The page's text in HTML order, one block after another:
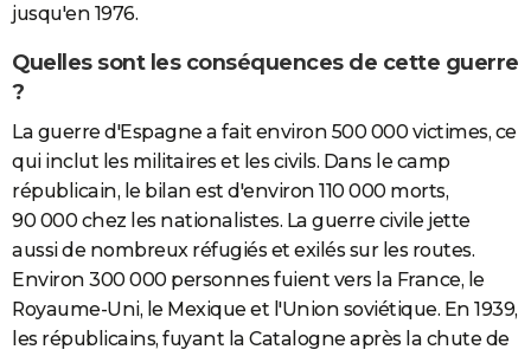
jusqu'en 1976.
Quelles sont les conséquences de cette guerre
?
La guerre d'Espagne a fait environ 500 000 victimes, ce
qui inclut les militaires et les civils. Dans le camp
républicain, le bilan est d'environ 110 000 morts,
90 000 chez les nationalistes. La guerre civile jette
aussi de nombreux réfugiés et exilés sur les routes.
Environ 300 000 personnes fuient vers la France, le
Royaume-Uni, le Mexique et l'Union soviétique. En 1939,
les républicains, fuyant la Catalogne après la chute de